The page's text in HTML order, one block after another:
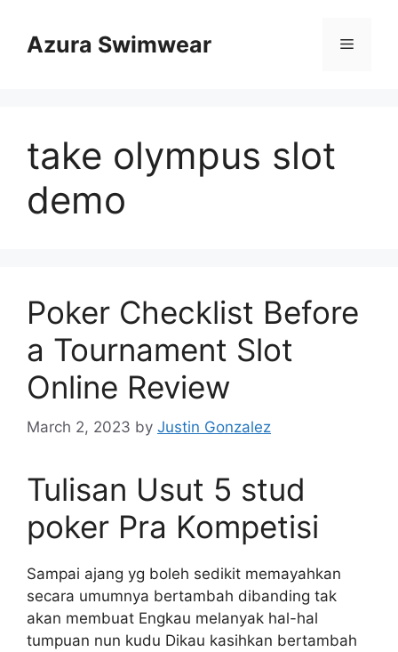
contentAzura Swimwear Menu
take olympus slot
demo
Poker Checklist Before
a Tournament Slot
Online Review
March 2, 2023 by Justin Gonzalez
Tulisan Usut 5 stud
poker Pra Kompetisi
Sampai ajang yg boleh sedikit memayahkan
secara umumnya bertambah dibanding tak
akan membuat Engkau melanyak hal-hal
tumpuan nun kudu Dikau kasihkan bertambah